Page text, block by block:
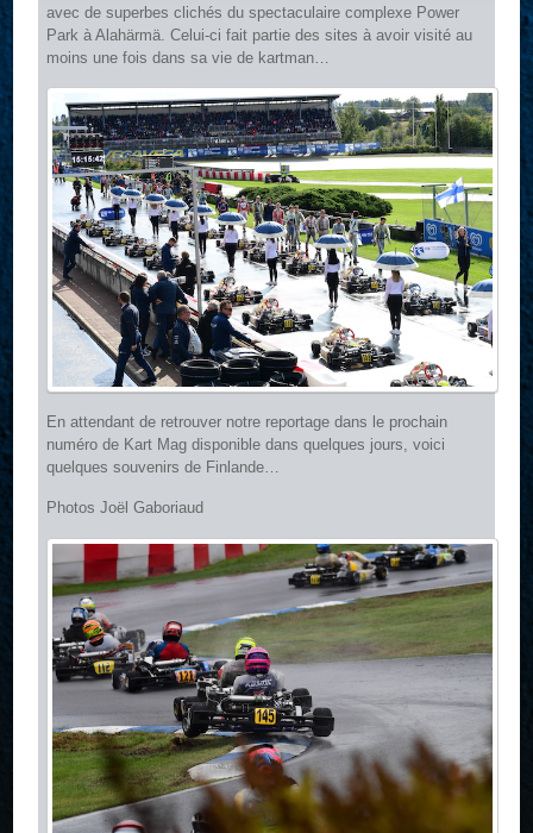
avec de superbes clichés du spectaculaire complexe Power
Park à Alahärmä. Celui-ci fait partie des sites à avoir visité au
moins une fois dans sa vie de kartman…
En attendant de retrouver notre reportage dans le prochain
numéro de Kart Mag disponible dans quelques jours, voici
quelques souvenirs de Finlande…
Photos Joël Gaboriaud